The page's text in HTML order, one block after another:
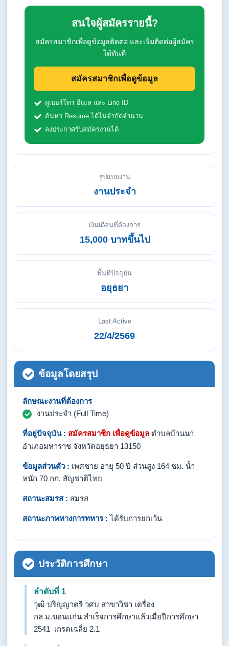
สนใจผู้สมัครรายนี้?
สมัครสมาชิกเพื่อดูข้อมูลติดต่อ และเริ่มติดต่อผู้สมัคร
ได้ทันที
สมัครสมาชิกเพื่อดูข้อมูล
ดูเบอร์โทร อีเมล และ Line ID
ค้นหา Resume ได้ไม่จำกัดจำนวน
ลงประกาศรับสมัครงานได้
รูปแบบงาน
งานประจำ
เงินเดือนที่ต้องการ
15,000 บาทขึ้นไป
พื้นที่ปัจจุบัน
อยุธยา
Last Active
22/4/2569
ข้อมูลโดยสรุป
ลักษณะงานที่ต้องการ
งานประจำ (Full Time)
ที่อยู่ปัจจุบัน : สมัครสมาชิก เพื่อดูข้อมูล ตำบลบ้านนา
อำเภอมหาราช จังหวัดอยุธยา 13150
ข้อมูลส่วนตัว : เพศชาย อายุ 50 ปี ส่วนสูง 164 ซม. น้ำ
หนัก 70 กก. สัญชาติไทย
สถานะสมรส : สมรส
สถานะภาพทางการทหาร : ได้รับการยกเว้น
ประวัติการศึกษา
ลำดับที่ 1
วุฒิ ปริญญาตรี วศบ สาขาวิชา เตรื่อง
กล ม.ขอนแก่น สำเร็จการศึกษาแล้วเมื่อปีการศึกษา
2541 เกรดเฉลี่ย 2.1